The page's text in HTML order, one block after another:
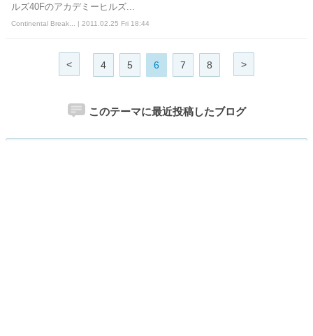
ルズ40Fのアカデミーヒルズ...
Continental Break... | 2011.02.25 Fri 18:44
< 4 5 6 7 8 >
このテーマに最近投稿したブログ